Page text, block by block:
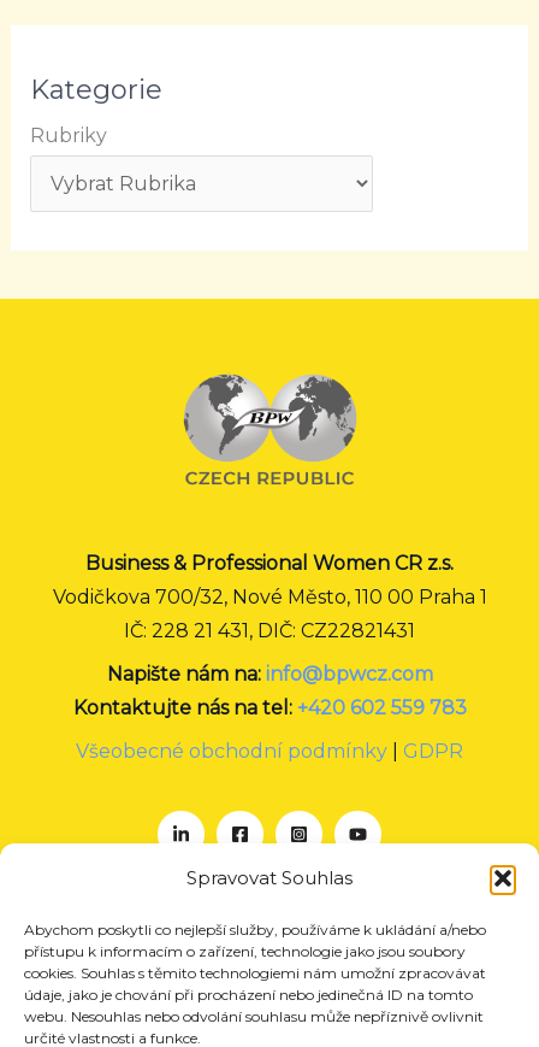
Spravovat Souhlas
Abychom poskytli co nejlepší služby, používáme k ukládání a/nebo
přístupu k informacím o zařízení, technologie jako jsou soubory
cookies. Souhlas s těmito technologiemi nám umožní zpracovávat
údaje, jako je chování při procházení nebo jedinečná ID na tomto
webu. Nesouhlas nebo odvolání souhlasu může nepříznivě ovlivnit
určité vlastnosti a funkce.
Kategorie
Rubriky
Business & Professional Women CR z.s.
Vodičkova 700/32, Nové Město, 110 00 Praha 1
IČ: 228 21 431, DIČ: CZ22821431
Napište nám na: info@bpwcz.com
Kontaktujte nás na tel: +420 602 559 783
Všeobecné obchodní podmínky
GDPR
O nás
Projekty
Členství